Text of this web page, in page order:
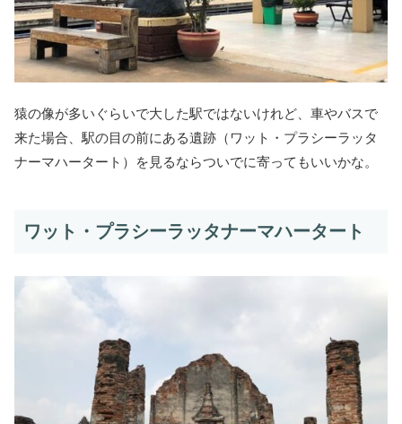
猿の像が多いぐらいで大した駅ではないけれど、車やバスで
来た場合、駅の目の前にある遺跡（ワット・プラシーラッタ
ナーマハータート）を見るならついでに寄ってもいいかな。
ワット・プラシーラッタナーマハータート